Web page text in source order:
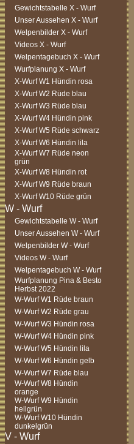
Gewichtstabelle X - Wurf
Unser Aussehen X - Wurf
Welpenbilder X - Wurf
Videos X - Wurf
Welpentagebuch X - Wurf
Wurfplanung X - Wurf
X-Wurf W1 Hündin rosa
X-Wurf W2 Rüde blau
X-Wurf W3 Rüde blau
X-Wurf W4 Hündin pink
X-Wurf W5 Rüde schwarz
X-Wurf W6 Hündin lila
X-Wurf W7 Rüde neon
grün
X-Wurf W8 Hündin rot
X-Wurf W9 Rüde braun
X-Wurf W10 Rüde grün
Gewichtstabelle W - Wurf
Unser Aussehen W - Wurf
Welpenbilder W - Wurf
Videos W - Wurf
Welpentagebuch W - Wurf
Wurfplanung Pina & Besto
Herbst 2022
W-Wurf W1 Rüde braun
W-Wurf W2 Rüde grau
W-Wurf W3 Hündin rosa
W-Wurf W4 Hündin pink
W-Wurf W5 Hündin lila
W-Wurf W6 Hündin gelb
W-Wurf W7 Rüde blau
W-Wurf W8 Hündin
orange
W-Wurf W9 Hündin
hellgrün
W-Wurf W10 Hündin
dunkelgrün